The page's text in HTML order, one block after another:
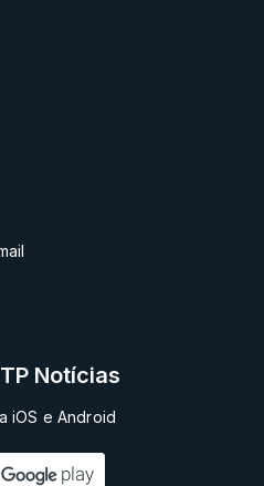
Notícias
iOS e Android